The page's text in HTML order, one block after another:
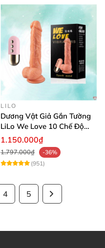
LILO
Dương Vật Giả Gắn Tường
LiLo We Love 10 Chế Độ
Rung Nhiệt
1.150.000₫
1.797.000₫
-36%
(951)
4 5